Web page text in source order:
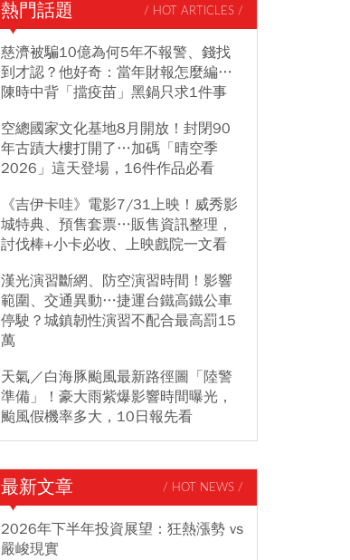
熱門話題 / HOT ARTICLES /
慈濟被騙10億為何5年不報警、錢找
到才認？他好奇：當年財報怎麼編…
陳時中背「擋疫苗」黑鍋只求1件事
空總國家文化基地8月開放！封閉90
年古蹟大樓打開了…加碼「晴空季
2026」這天登場，16件作品必看
《吉伊卡哇》電影7/31上映！威秀影
城特典、預售套票…販售資訊整理，
討伐棒+小卡必收、上映戲院一文看
漢光演習斷網、防空演習時間！影響
範圍、交通異動…捷運台鐵高鐵公車
停駛？城鎮韌性演習不配合最高罰15
萬
天氣／白海豚颱風最新路徑圖「陸警
準備」！豪大雨紫爆影響時間曝光，
颱風假機率多大，10日報先看
最新文章 / HOT NEWS /
2026年下半年投資展望：狂熱漲勢 vs
嚴峻現實